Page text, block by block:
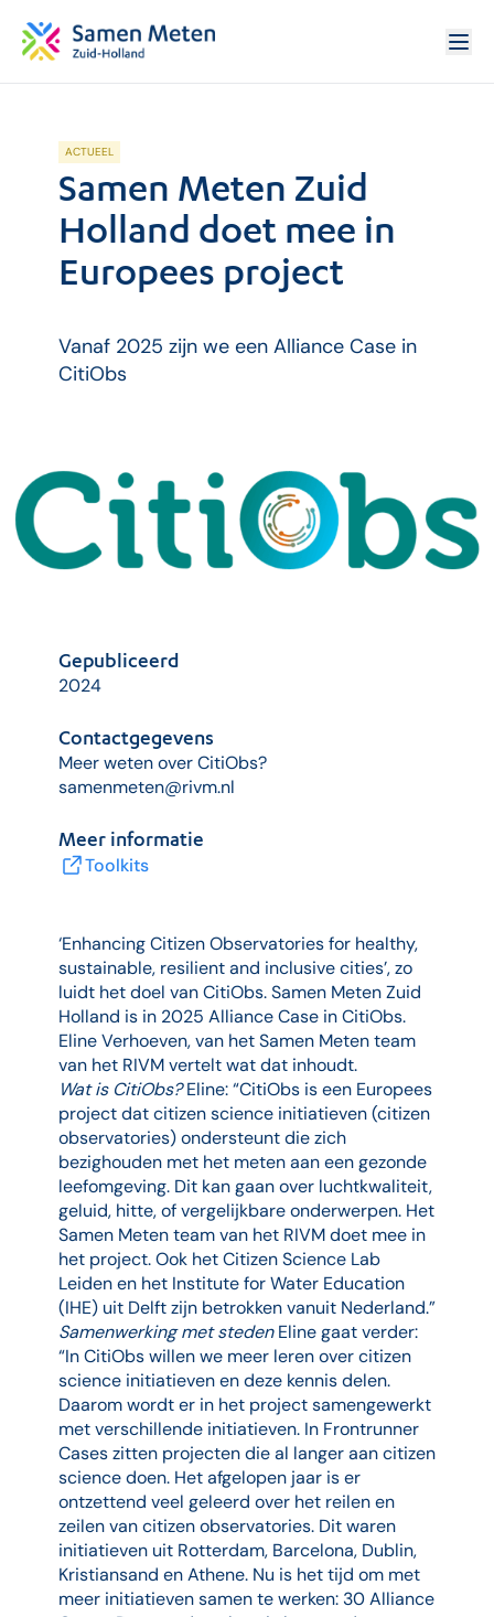
ACTUEEL
Samen Meten Zuid
Holland doet mee in
Europees project
Vanaf 2025 zijn we een Alliance Case in
CitiObs
Gepubliceerd
2024
Contactgegevens
Meer weten over CitiObs?
samenmeten@rivm.nl
Meer informatie
Toolkits
‘Enhancing Citizen Observatories for healthy,
sustainable, resilient and inclusive cities’, zo
luidt het doel van CitiObs. Samen Meten Zuid
Holland is in 2025 Alliance Case in CitiObs.
Eline Verhoeven, van het Samen Meten team
van het RIVM vertelt wat dat inhoudt.
Wat is CitiObs?Eline: “CitiObs is een Europees
project dat citizen science initiatieven (citizen
observatories) ondersteunt die zich
bezighouden met het meten aan een gezonde
leefomgeving. Dit kan gaan over luchtkwaliteit,
geluid, hitte, of vergelijkbare onderwerpen. Het
Samen Meten team van het RIVM doet mee in
het project. Ook het Citizen Science Lab
Leiden en het Institute for Water Education
(IHE) uit Delft zijn betrokken vanuit Nederland.”
Samenwerking met stedenEline gaat verder:
“In CitiObs willen we meer leren over citizen
science initiatieven en deze kennis delen.
Daarom wordt er in het project samengewerkt
met verschillende initiatieven. In Frontrunner
Cases zitten projecten die al langer aan citizen
science doen. Het afgelopen jaar is er
ontzettend veel geleerd over het reilen en
zeilen van citizen observatories. Dit waren
initiatieven uit Rotterdam, Barcelona, Dublin,
Kristiansand en Athene. Nu is het tijd om met
meer initiatieven samen te werken: 30 Alliance